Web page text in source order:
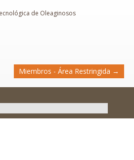
Miembros - Área Restringida →